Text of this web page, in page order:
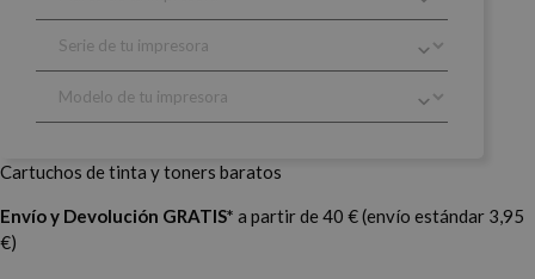
Cartuchos de tinta y toners baratos
Envío y Devolución GRATIS* a partir de 40 € (envío estándar 3,95
€)